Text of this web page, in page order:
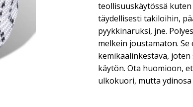
teollisuuskäytössä
täydellisesti takiloihin,
pyykkinaruksi, jne.
melkein joustamaton.
kemikaalinkestävä,
käytön. Ota huomioon,
ulkokuori, mutta